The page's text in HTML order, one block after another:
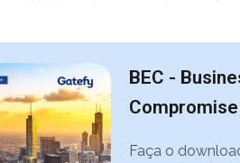
BEC -
Compromise
Faça o